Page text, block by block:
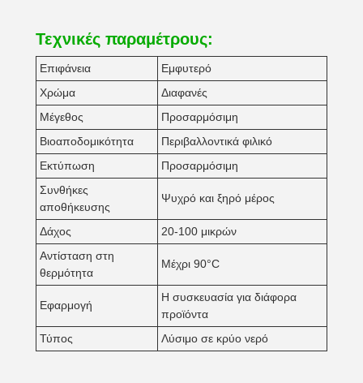
Τεχνικές παραμέτρους:
Επιφάνεια
Εμφυτερό
Χρώμα
Διαφανές
Μέγεθος
Προσαρμόσιμη
Βιοαποδομικότητα
Περιβαλλοντικά φιλικό
Εκτύπωση
Προσαρμόσιμη
Συνθήκες
αποθήκευσης
Ψυχρό και ξηρό μέρος
Δάχος
20-100 μικρών
Αντίσταση στη
θερμότητα
Μέχρι 90°C
Εφαρμογή
Η συσκευασία για διάφορα
προϊόντα
Τύπος
Λύσιμο σε κρύο νερό